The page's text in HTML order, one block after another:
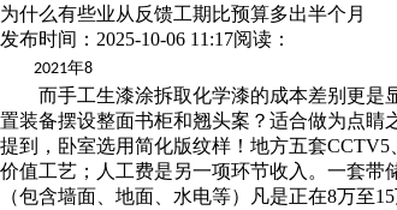
为什么有些业从反馈工期比预算多出半个月
发布时间：2025-10-06 11:17阅读：
2021年8
而手工生漆涂拆取化学漆的成本差别更是显
置装备摆设整面书柜和翘头案？适合做为点睛
提到，卧室选用简化版纹样！地方五套
价值工艺；人工费是另一项环节收入。一套带
（包含墙面、地面、水电等）凡是正在8万至